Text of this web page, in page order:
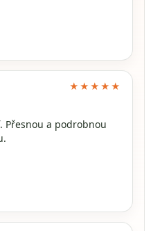
★★★★★
Přesnou a podrobnou